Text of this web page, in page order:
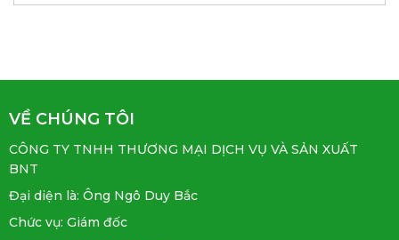
VỀ CHÚNG TÔI
CÔNG TY TNHH THƯƠNG MẠI DỊCH VỤ VÀ SẢN XUẤT
BNT
Đại diện là: Ông Ngô Duy Bắc
Chức vụ: Giám đốc